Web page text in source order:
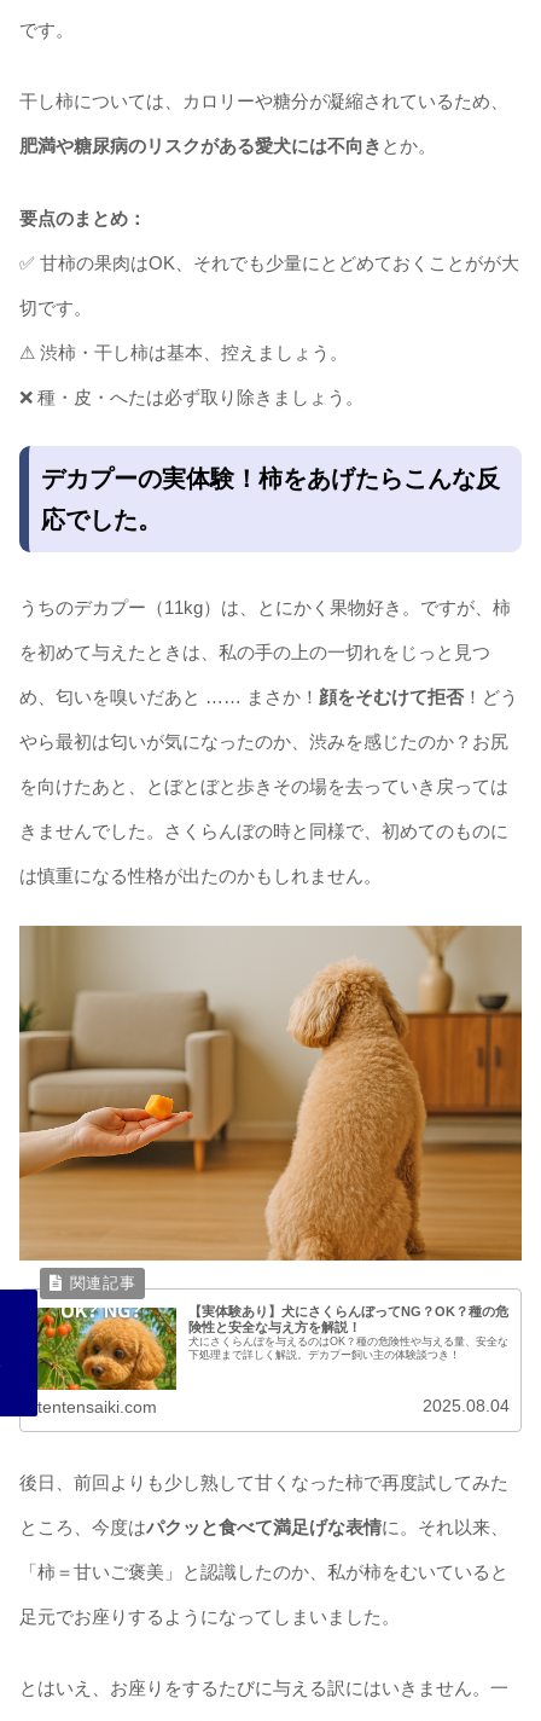
です。
干し柿については、カロリーや糖分が凝縮されているため、
肥満や糖尿病のリスクがある愛犬には不向き とか。
要点のまとめ：
✅ 甘柿の果肉はOK、それでも少量にとどめておくことがが大
切です。
⚠ 渋柿・干し柿は基本、控えましょう。
❌ 種・皮・へたは必ず取り除きましょう。
デカプーの実体験！柿をあげたらこんな反
応でした。
うちのデカプー（11kg）は、とにかく果物好き。ですが、柿
を初めて与えたときは、私の手の上の一切れをじっと見つ
め、匂いを嗅いだあと …… まさか！ 顔をそむけて拒否！どう
やら最初は匂いが気になったのか、渋みを感じたのか？お尻
を向けたあと、とぼとぼと歩きその場を去っていき戻っては
きませんでした。さくらんぼの時と同様で、初めてのものに
は慎重になる性格が出たのかもしれません。
【実体験あり】犬にさくらんぼってNG？OK？種の危
険性と安全な与え方を解説！
犬にさくらんぼを与えるのはOK？種の危険性や与える量、安全な
下処理まで詳しく解説。デカプー飼い主の体験談つき！
tentensaiki.com 2025.08.04
後日、前回よりも少し熟して甘くなった柿で再度試してみた
ところ、今度はパクッと食べて満足げな表情に。それ以来、
「柿＝甘いご褒美」と認識したのか、私が柿をむいていると
足元でお座りするようになってしまいました。
とはいえ、お座りをするたびに与える訳にはいきません。一